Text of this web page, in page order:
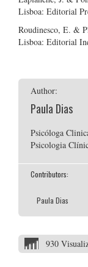
Lisboa: Editorial
Roudinesco, E. &
Lisboa: Editorial
Author:
Paula Dias
Psicóloga
Psicologia
Contributors:
Paula Dias
930